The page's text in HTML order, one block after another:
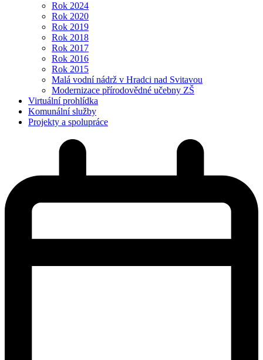
Rok 2024
Rok 2020
Rok 2019
Rok 2018
Rok 2017
Rok 2016
Rok 2015
Malá vodní nádrž v Hradci nad Svitavou
Modernizace přírodovědné učebny ZŠ
Virtuální prohlídka
Komunální služby
Projekty a spolupráce